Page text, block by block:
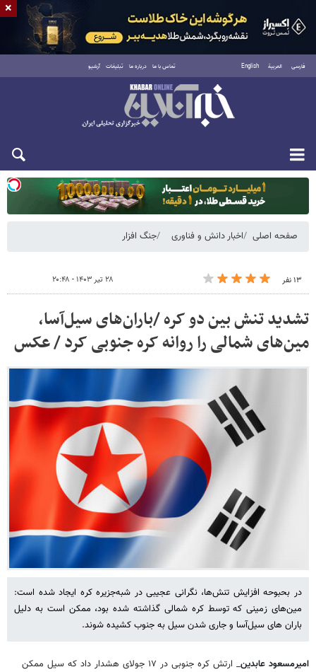
فارسی العربية English تماس با ما درباره ما تبلیغات آرشیو
یکشنبه ۱۸ مرداد ۱۴۰۵
صفحه اصلی اخبار دانش و فناوری جنگ افزار
۱۳ نفر ۲۸ تیر ۱۴۰۳ - ۲۰:۴۸
تشدید تنش بین دو کره /باران‌های سیل‌آسا،
مین‌های شمالی را روانه کره جنوبی کرد / عکس
در بحبوحه افزایش تنش‌ها، نگرانی عجیبی در شبه‌جزیره کره ایجاد شده است:
مین‌های زمینی که توسط کره شمالی گذاشته شده بود، ممکن است به دلیل
باران های سیل‌آسا و جاری شدن سیل به جنوب کشیده شوند.
امیرمسعود عابدین
_ ‌ارتش کره جنوبی در ۱۷ جولای هشدار داد که سیل ممکن
×